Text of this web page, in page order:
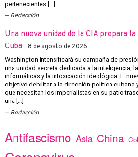
pertenecientes […]
Redacción
Una nueva unidad de la CIA prepara
Cuba
8 de agosto de 2026
Washington intensificará su campaña de
una unidad secreta dedicada a la inteligencia,
informáticas y la intoxicación ideológica. El
objetivo debilitar a la dirección política cubana
que necesitan los imperialistas en su patio
una […]
Redacción
Antifascismo Asia China